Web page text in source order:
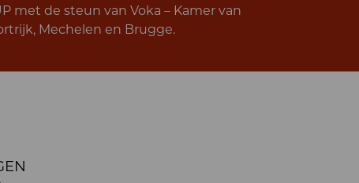
met de steun van Voka – Kamer van
Mechelen en Brugge.